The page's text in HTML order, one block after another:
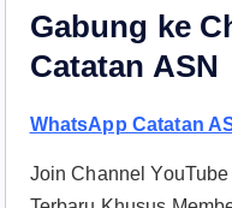
Gabung ke
Catatan ASN
WhatsApp Catatan
Join Channel